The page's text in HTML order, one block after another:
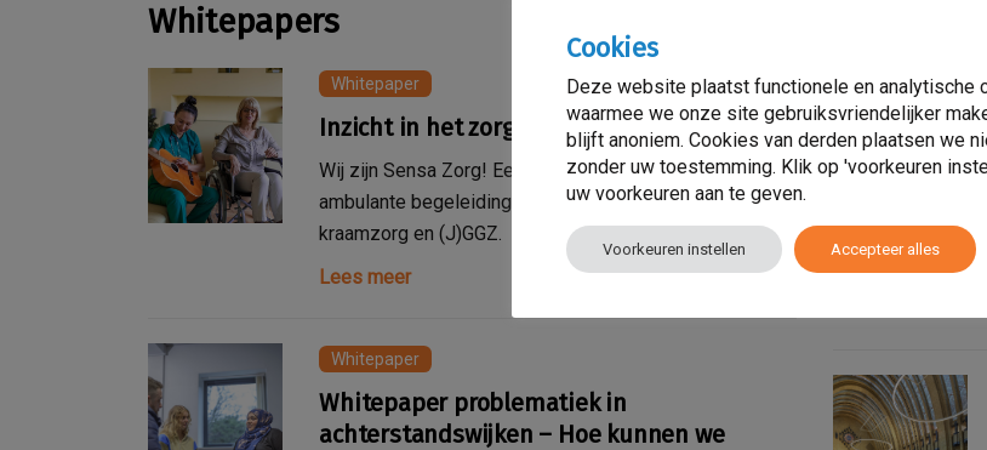
Whitepapers
Whitepaper
Inzicht in het zorglandschap
Wij zijn Sensa Zorg! Een zorginstelling die zich richt
ambulante begeleiding voor volwassenen, jeugdzorg,
kraamzorg en (J)GGZ.
Lees meer
Whitepaper
Whitepaper problematiek in
achterstandswijken – Hoe kunnen we
Cookies
Deze website plaatst functionele en analytische
waarmee we onze site gebruiksvriendelijker
blijft anoniem. Cookies van derden plaatsen we
zonder uw toestemming. Klik op 'voorkeuren
uw voorkeuren aan te geven.
Voorkeuren instellen Accepteer alles